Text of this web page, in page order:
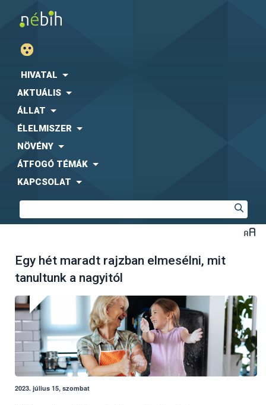
HIVATAL
AKTUÁLIS
ÁLLAT
ÉLELMISZER
NÖVÉNY
ÁTFOGÓ TÉMÁK
KAPCSOLAT
Egy hét maradt rajzban elmesélni, mit
tanultunk a nagyitól
2023. július 15, szombat